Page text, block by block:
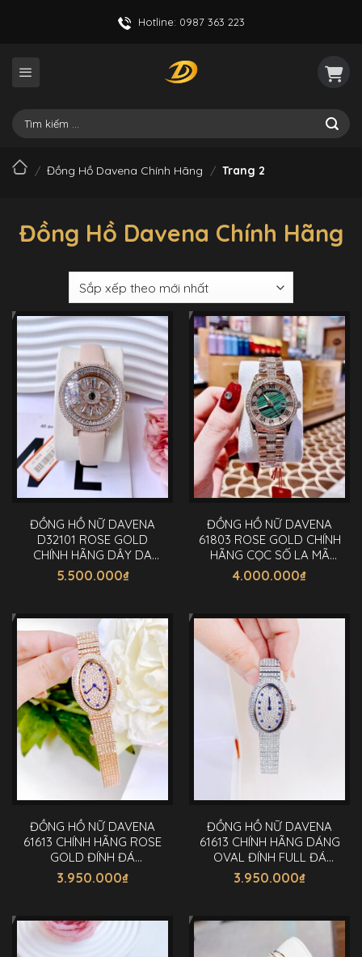
Hotline: 0987 363 223
Tìm
kiếm:
/ Đồng Hồ Davena Chính Hãng / Trang 2
Đồng Hồ Davena Chính Hãng
ĐỒNG HỒ NỮ DAVENA
D32101 ROSE GOLD
CHÍNH HÃNG DÂY DA
ĐÍNH ĐÁ 38MM
5.500.000₫
ĐỒNG HỒ NỮ DAVENA
61803 ROSE GOLD CHÍNH
HÃNG CỌC SỐ LA MÃ
34MM
4.000.000₫
ĐỒNG HỒ NỮ DAVENA
61613 CHÍNH HÃNG ROSE
GOLD ĐÍNH ĐÁ
SWAROVSKI 28MM
3.950.000₫
ĐỒNG HỒ NỮ DAVENA
61613 CHÍNH HÃNG DÁNG
OVAL ĐÍNH FULL ĐÁ
SWAROVSKI 28MM
3.950.000₫